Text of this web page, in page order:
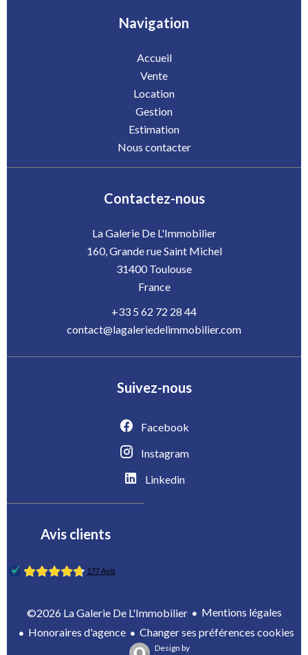
Navigation
Accueil
Vente
Location
Gestion
Estimation
Nous contacter
Contactez-nous
La Galerie De L'Immobilier
160, Grande rue Saint Michel
31400Toulouse
France
+33 5 62 72 28 44
contact@lagaleriedelimmobilier.com
Suivez-nous
Facebook
Instagram
Linkedin
Avis clients
©2026 La Galerie De L'Immobilier
Mentions légales
Honoraires d'agence
Changer ses préférences cookies
Design by